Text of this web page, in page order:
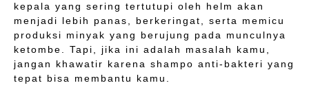
kepala yang sering tertutupi oleh helm akan
menjadi lebih panas, berkeringat, serta memicu
produksi minyak yang berujung pada munculnya
ketombe. Tapi, jika ini adalah masalah kamu,
jangan khawatir karena shampo anti-bakteri yang
tepat bisa membantu kamu.